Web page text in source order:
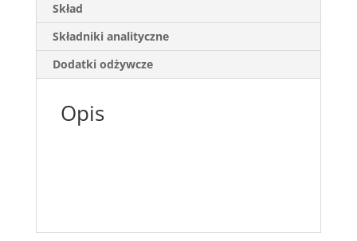
Skład
Składniki analityczne
Dodatki odżywcze
Opis